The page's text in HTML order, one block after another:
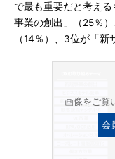
で最も重要だと考え
事業の創出」（25％
（14％）、3位が「新
画像をご覧
会